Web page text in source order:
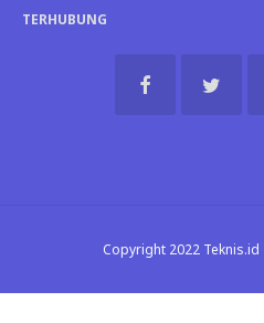
TERHUBUNG
Copyright 2022 Teknis.id